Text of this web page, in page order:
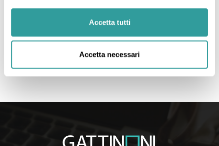
Accetta tutti
Accetta necessari